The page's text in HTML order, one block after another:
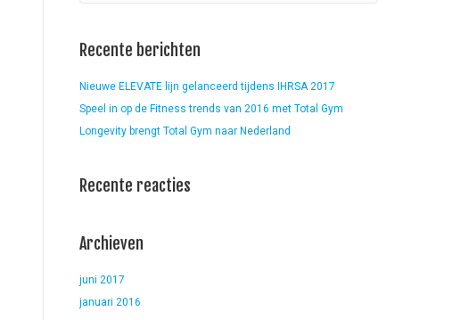
Recente berichten
Nieuwe ELEVATE lijn gelanceerd tijdens IHRSA 2017
Speel in op de Fitness trends van 2016 met Total Gym
Longevity brengt Total Gym naar Nederland
Recente reacties
Archieven
juni 2017
januari 2016